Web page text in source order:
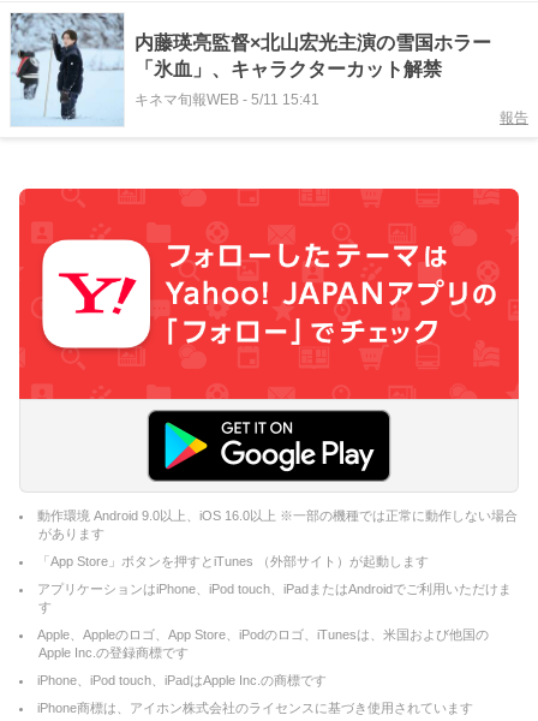
内藤瑛亮監督×北山宏光主演の雪国ホラー
「氷血」、キャラクターカット解禁
キネマ旬報WEB - 5/11 15:41
報告
動作環境 Android 9.0以上、iOS 16.0以上 ※一部の機種では正常に動作しない場合
があります
「App Store」ボタンを押すとiTunes （外部サイト）が起動します
アプリケーションはiPhone、iPod touch、iPadまたはAndroidでご利用いただけま
す
Apple、Appleのロゴ、App Store、iPodのロゴ、iTunesは、米国および他国の
Apple Inc.の登録商標です
iPhone、iPod touch、iPadはApple Inc.の商標です
iPhone商標は、アイホン株式会社のライセンスに基づき使用されています